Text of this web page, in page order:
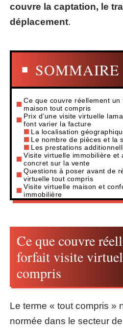
couvre la captation, le
déplacement.
SOMMAIRE
Ce que couvre réellement
maison tout compris
Prix d’une visite virtuelle
font varier la facture
La localisation
Le nombre de pièces et la
Les prestations
Visite virtuelle immobilière et
concret sur la vente
Questions à poser avant de
virtuelle tout compris
Visite virtuelle maison et
immobilière
Ce que couvre
forfait visite
compris
Le terme « tout compris »
normée dans le secteur